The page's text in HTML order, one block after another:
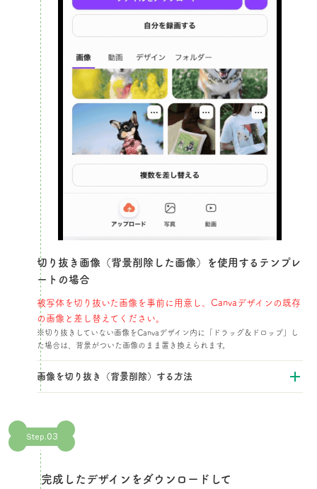
切り抜き画像（背景削除した画像）を使用するテンプレ
ートの場合​
被写体を切り抜いた画像を事前に用意し、Canvaデザインの既存
の画像と差し替えてください。​
※切り抜きしていない画像をCanvaデザイン内に「ドラッグ＆ドロップ」し
た場合は、背景がついた画像のまま置き換えられます。
画像を切り抜き（背景削除）する方法​
Step.03
完成したデザインをダウンロードして